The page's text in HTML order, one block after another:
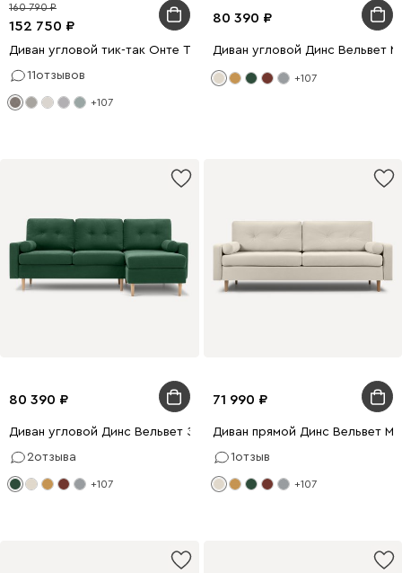
152 750
160 790
Диван угловой тик-так Онте Textile Grey
11отзывов
+107
80 390
Диван угловой Динс Вельвет
+107
80 390
Диван угловой Динс Вельвет Зеленый
2отзыва
+107
71 990
Диван прямой Динс Вельвет
1отзыв
+107